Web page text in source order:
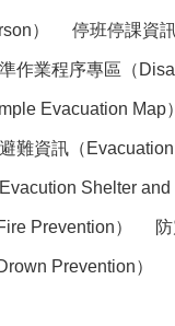
） 停班停課資
作業程序專區（
Evacuation Map）
難資訊（
Shelter and
Prevention）
Prevention）